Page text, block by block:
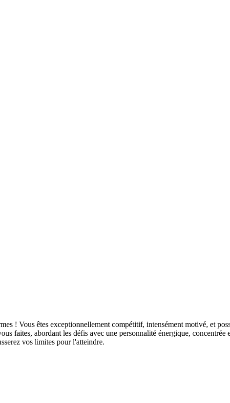
! Vous êtes exceptionnellement compétitif, intensément motivé, et
faites, abordant les défis avec une personnalité énergique, concentrée
vos limites pour l'atteindre.